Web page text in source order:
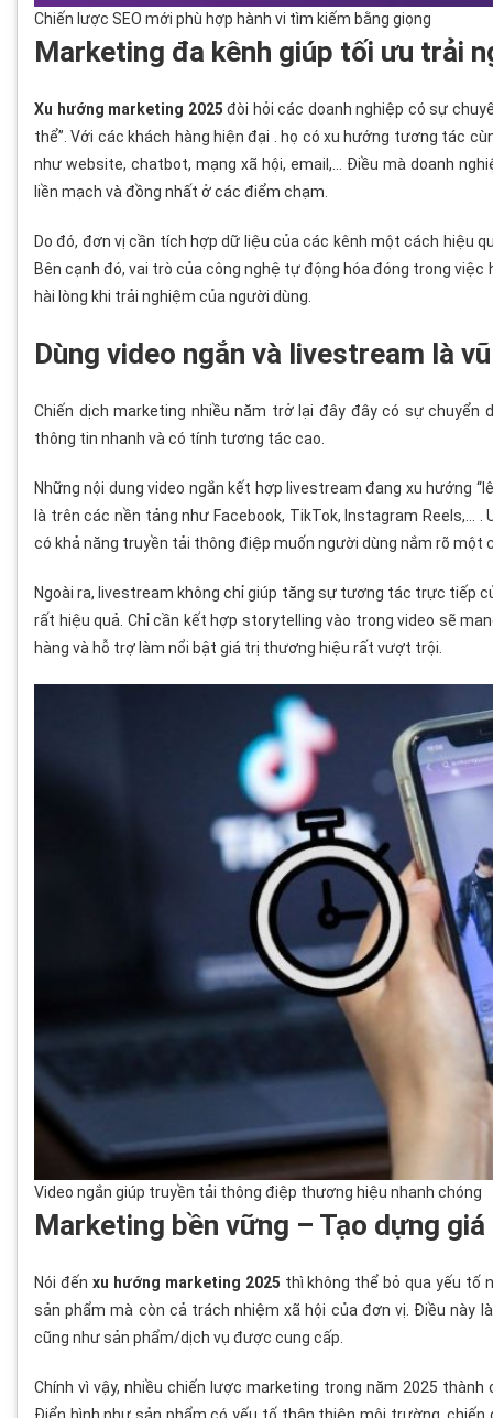
Chiến lược SEO mới phù hợp hành vi tìm kiếm bằng giọng
Marketing đa kênh giúp tối ưu trải
Xu hướng marketing 2025 đòi hỏi các doanh nghiệp có sự
thể”. Với các khách hàng hiện đại . họ có xu hướng tương tác
như website, chatbot, mạng xã hội, email,… Điều mà doanh
liền mạch và đồng nhất ở các điểm chạm.
Do đó, đơn vị cần tích hợp dữ liệu của các kênh một cách hiệu
Bên cạnh đó, vai trò của công nghệ tự động hóa đóng trong
hài lòng khi trải nghiệm của người dùng.
Dùng video ngắn và livestream là
Chiến dịch marketing nhiều năm trở lại đây đây có sự
thông tin nhanh và có tính tương tác cao.
Những nội dung video ngắn kết hợp livestream đang xu hướng
là trên các nền tảng như Facebook, TikTok, Instagram Reels,…
có khả năng truyền tải thông điệp muốn người dùng nắm rõ một
Ngoài ra, livestream không chỉ giúp tăng sự tương tác trực tiếp
rất hiệu quả. Chỉ cần kết hợp storytelling vào trong video sẽ
hàng và hỗ trợ làm nổi bật giá trị thương hiệu rất vượt trội.
Video ngắn giúp truyền tải thông điệp thương hiệu nhanh chóng
Marketing bền vững – Tạo dựng
Nói đến xu hướng marketing 2025 thì không thể bỏ qua yếu tố
sản phẩm mà còn cả trách nhiệm xã hội của đơn vị. Điều này
cũng như sản phẩm/dịch vụ được cung cấp.
Chính vì vậy, nhiều chiến lược marketing trong năm 2025
Điển hình như sản phẩm có yếu tố thân thiện môi trường,